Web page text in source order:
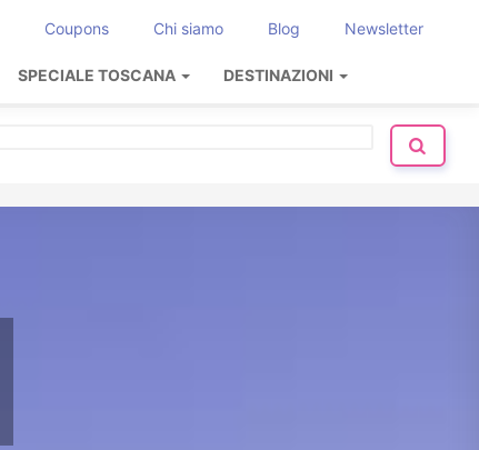
Coupons Chi siamo Blog Newsletter
SPECIALE TOSCANA DESTINAZIONI